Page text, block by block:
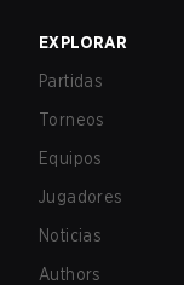
EXPLORAR
Partidas
Torneos
Equipos
Jugadores
Noticias
Authors